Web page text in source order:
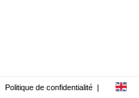
Politique de confidentialité |